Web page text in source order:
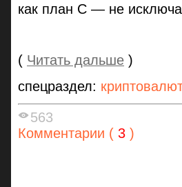
как план C — не
( Читать дальше )
спецраздел:
563
Комментарии ( 3 )